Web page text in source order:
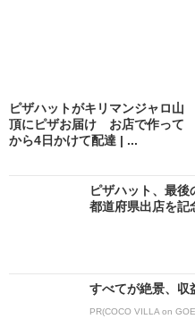
ピザハットがキリマンジャロ山
頂にピザお届け お店で作って
から4日かけて配達 | ...
ピザハット、最
都道府県出店を記
すべてが絶景、収
PR(COCO VILLA on